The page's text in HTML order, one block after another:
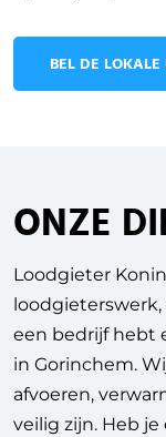
BEL DE
ONZE
Loodgieter
een bedrijf hebt
in Gorinchem.
afvoeren,
veilig zijn. Heb